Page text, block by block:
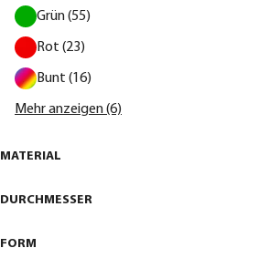
Grün (55)
Rot (23)
Bunt (16)
Mehr anzeigen (6)
MATERIAL
DURCHMESSER
FORM